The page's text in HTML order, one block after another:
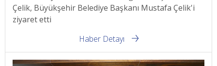
Çelik, Büyükşehir Belediye Başkanı Mustafa Çelik'i
ziyaret etti
Haber Detayı